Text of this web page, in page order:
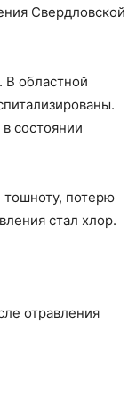
Свердловской
В областной
состоянии
тошноту, потерю
стал хлор.
отравления